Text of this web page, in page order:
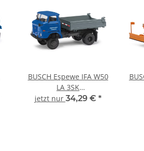
BUSCH Espewe IFA W50
LA 3SK
Autobahnmeisterei
jetzt nur 34,29 € *